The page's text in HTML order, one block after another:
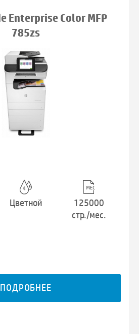
Enterprise Color MFP
785zs
Цветной
125000
стр./мес.
ПОДРОБНЕЕ